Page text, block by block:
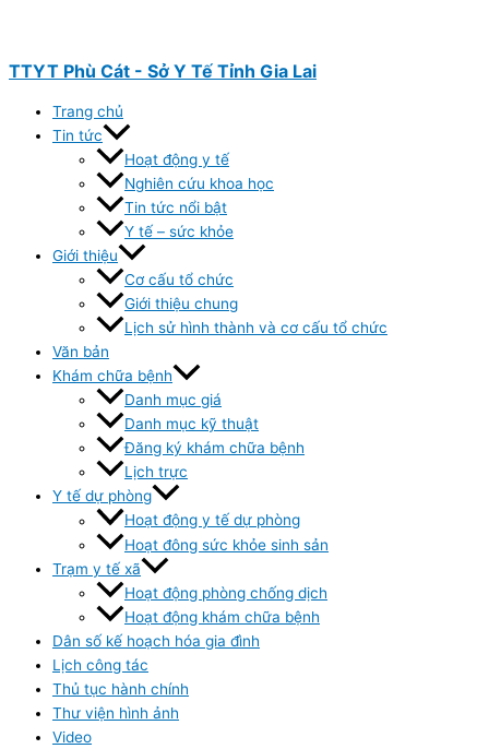
dung
TTYT Phù Cát - Sở Y Tế Tỉnh Gia Lai
Trang chủ
Tin tức
Hoạt động y tế
Nghiên cứu khoa học
Tin tức nổi bật
Y tế – sức khỏe
Giới thiệu
Cơ cấu tổ chức
Giới thiệu chung
Lịch sử hình thành và cơ cấu tổ chức
Văn bản
Khám chữa bệnh
Danh mục giá
Danh mục kỹ thuật
Đăng ký khám chữa bệnh
Lịch trực
Y tế dự phòng
Hoạt động y tế dự phòng
Hoạt đông sức khỏe sinh sản
Trạm y tế xã
Hoạt động phòng chống dịch
Hoạt động khám chữa bệnh
Dân số kế hoạch hóa gia đình
Lịch công tác
Thủ tục hành chính
Thư viện hình ảnh
Video